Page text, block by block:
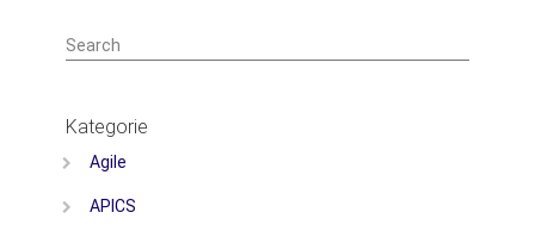
Search
Kategorie
Agile
APICS